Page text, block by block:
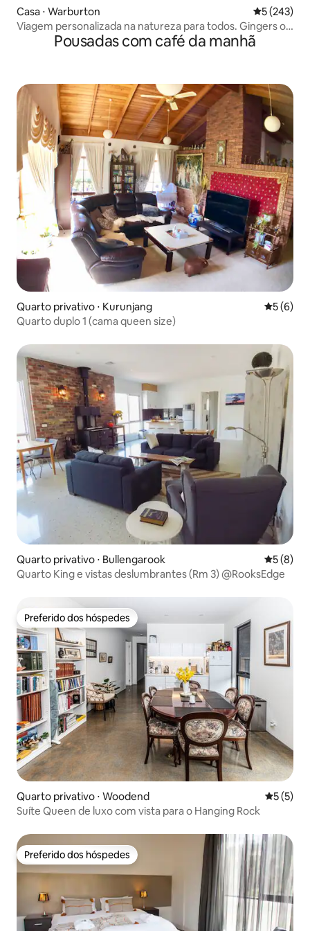
Casa ⋅ Warburton 5 de uma
5 (243)
Viagem personalizada na natureza para todos. Gingers on
Pousadas com café da manhã
Quarto privativo ⋅ Kurunjang 5 de
5 (6)
Quarto duplo 1 (cama queen size)
Quarto privativo ⋅ Bullengarook 5 de
5 (8)
Quarto King e vistas deslumbrantes (Rm 3) @RooksEdge
Preferido dos hóspedes
Preferido dos hóspedes
Quarto privativo ⋅ Woodend 5 de
5 (5)
Suíte Queen de luxo com vista para o Hanging Rock
Preferido dos hóspedes
Preferido dos hóspedes